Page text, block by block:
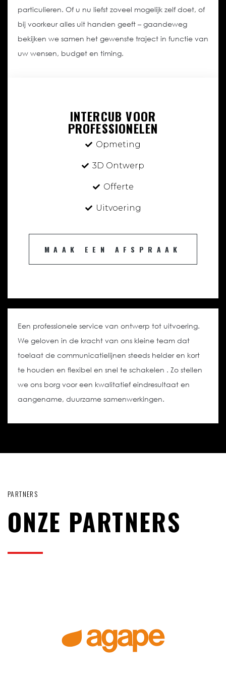
particulieren. Of u nu liefst zoveel mogelijk zelf doet, of
bij voorkeur alles uit handen geeft – gaandeweg
bekijken we samen het gewenste traject in functie van
uw wensen, budget en timing.
INTERCUB VOOR
PROFESSIONELEN
Opmeting
3D Ontwerp
Offerte
Uitvoering
MAAK EEN AFSPRAAK
Een professionele service van ontwerp tot uitvoering.
We geloven in de kracht van ons kleine team dat
toelaat de communicatielijnen steeds helder en kort
te houden en flexibel en snel te schakelen . Zo stellen
we ons borg voor een kwalitatief eindresultaat en
aangename, duurzame samenwerkingen.
PARTNERS
ONZE PARTNERS